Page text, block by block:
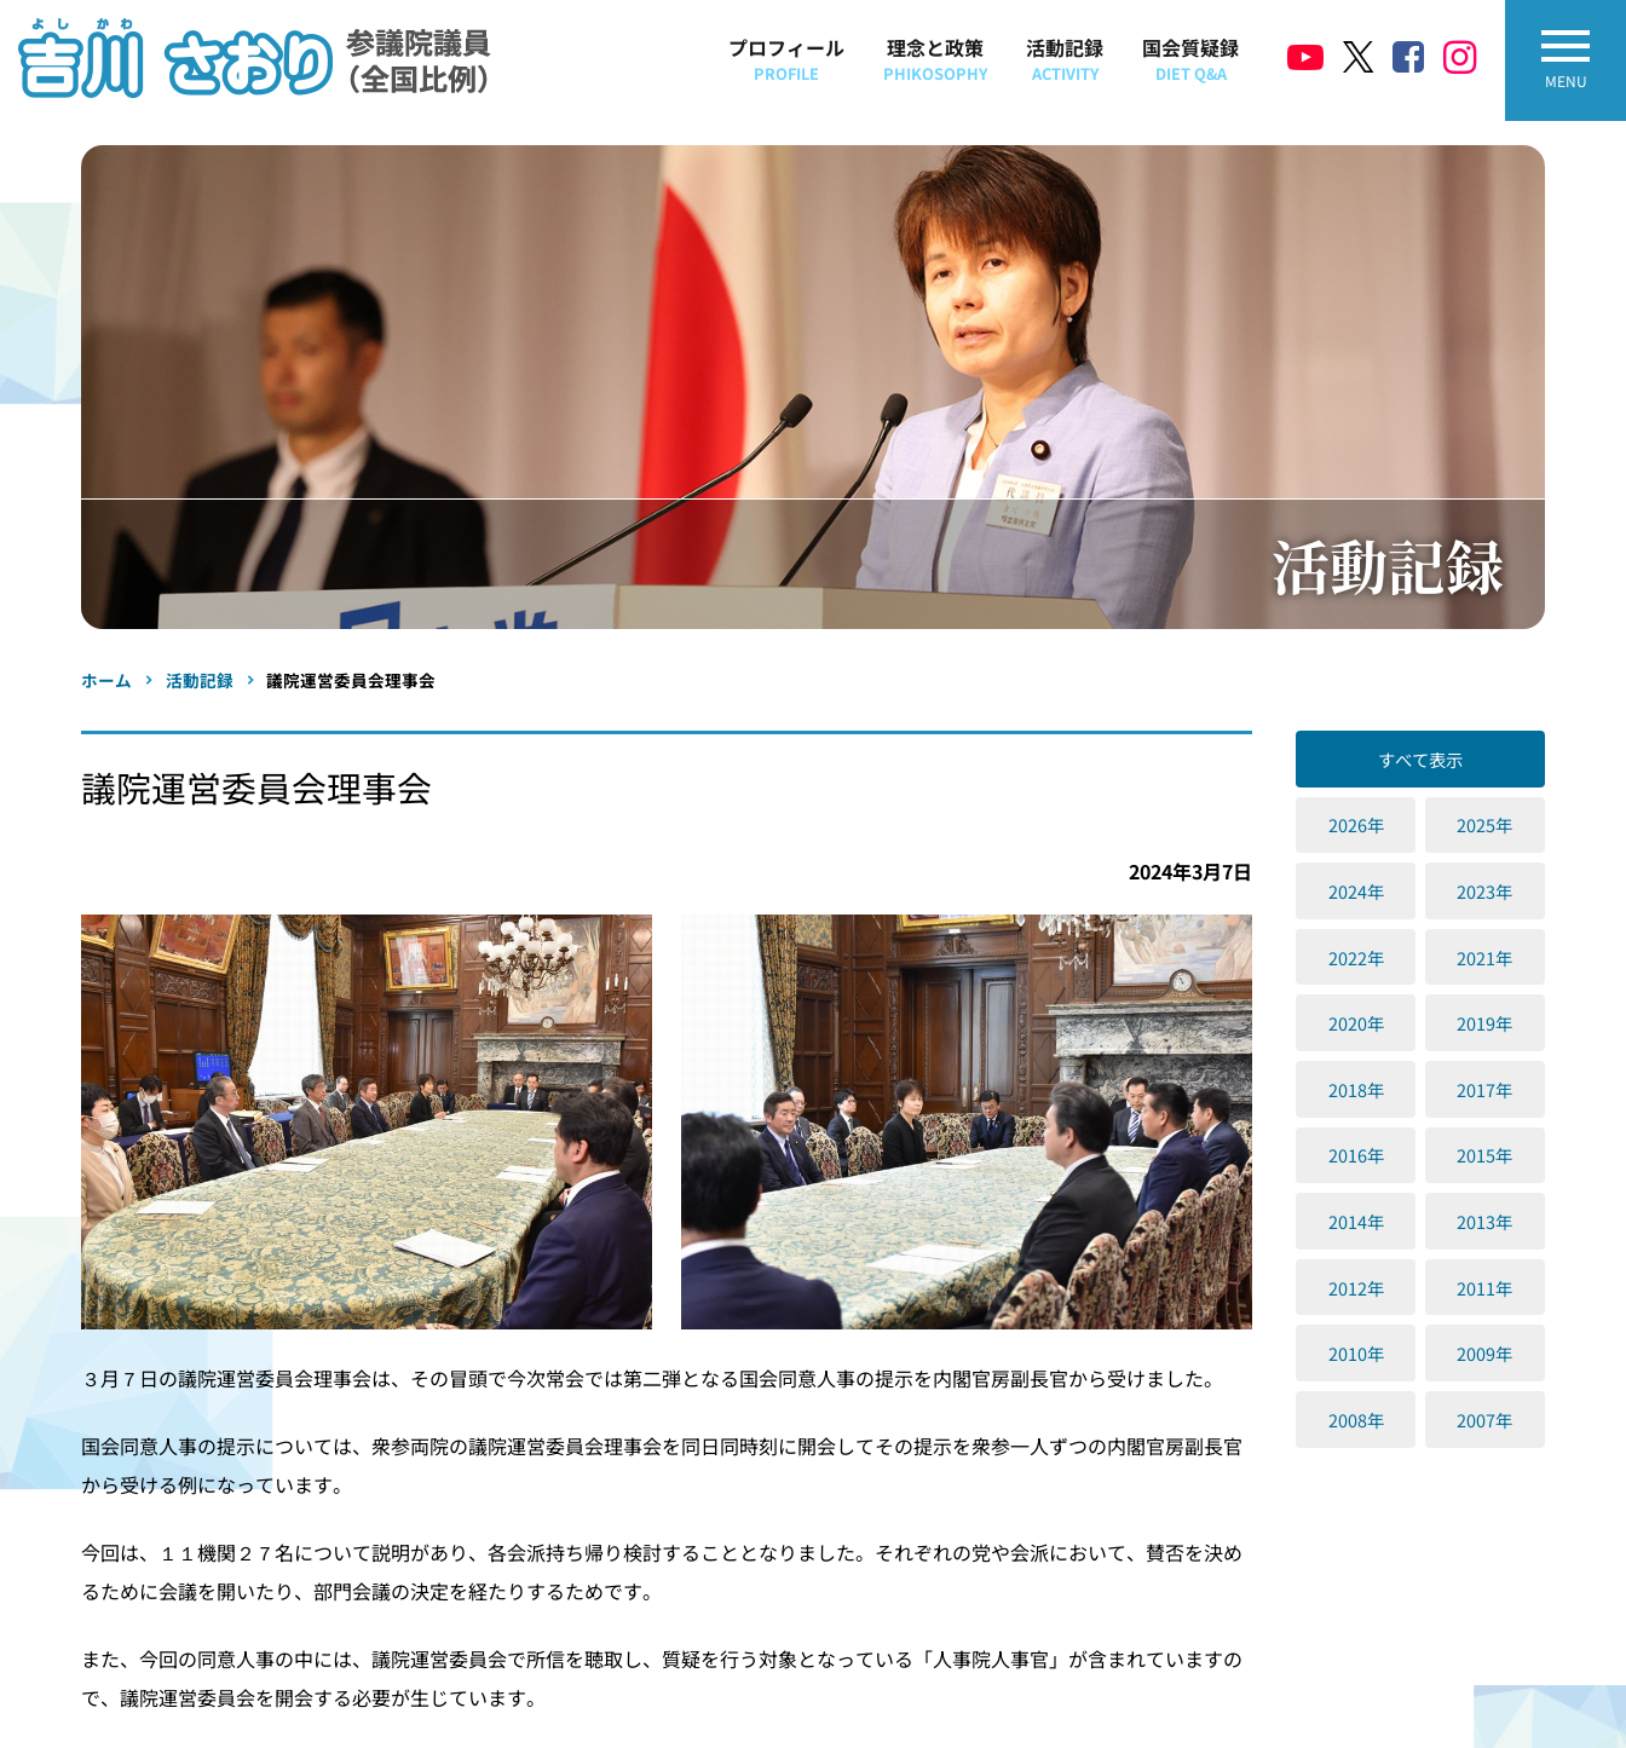
プロフィール
PROFILE
理念と政策
PHIKOSOPHY
活動記録
ACTIVITY
国会質疑録
DIET Q&A MENU
活動記録
ホーム 活動記録 議院運営委員会理事会
議院運営委員会理事会
2024年3月7日
３月７日の議院運営委員会理事会は、その冒頭で今次常会では第二弾となる国会同意人事の提示を内閣官房副長官から受けました。
国会同意人事の提示については、衆参両院の議院運営委員会理事会を同日同時刻に開会してその提示を衆参一人ずつの内閣官房副長官
から受ける例になっています。
今回は、１１機関２７名について説明があり、各会派持ち帰り検討することとなりました。それぞれの党や会派において、賛否を決め
るために会議を開いたり、部門会議の決定を経たりするためです。
また、今回の同意人事の中には、議院運営委員会で所信を聴取し、質疑を行う対象となっている「人事院人事官」が含まれていますの
で、議院運営委員会を開会する必要が生じています。
すべて表示
2026年 2025年
2024年 2023年
2022年 2021年
2020年 2019年
2018年 2017年
2016年 2015年
2014年 2013年
2012年 2011年
2010年 2009年
2008年 2007年